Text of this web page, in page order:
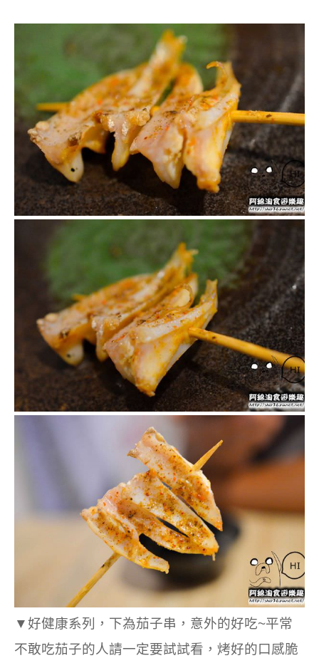
▼好健康系列，下為茄子串，意外的好吃~平常
不敢吃茄子的人請一定要試試看，烤好的口感脆